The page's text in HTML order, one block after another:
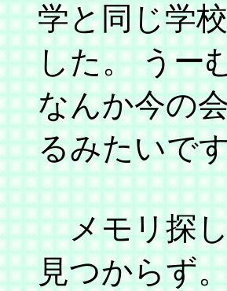
学と同じ学
した。 うー
なんか今の
るみたいで
メモリ探し
見つからず